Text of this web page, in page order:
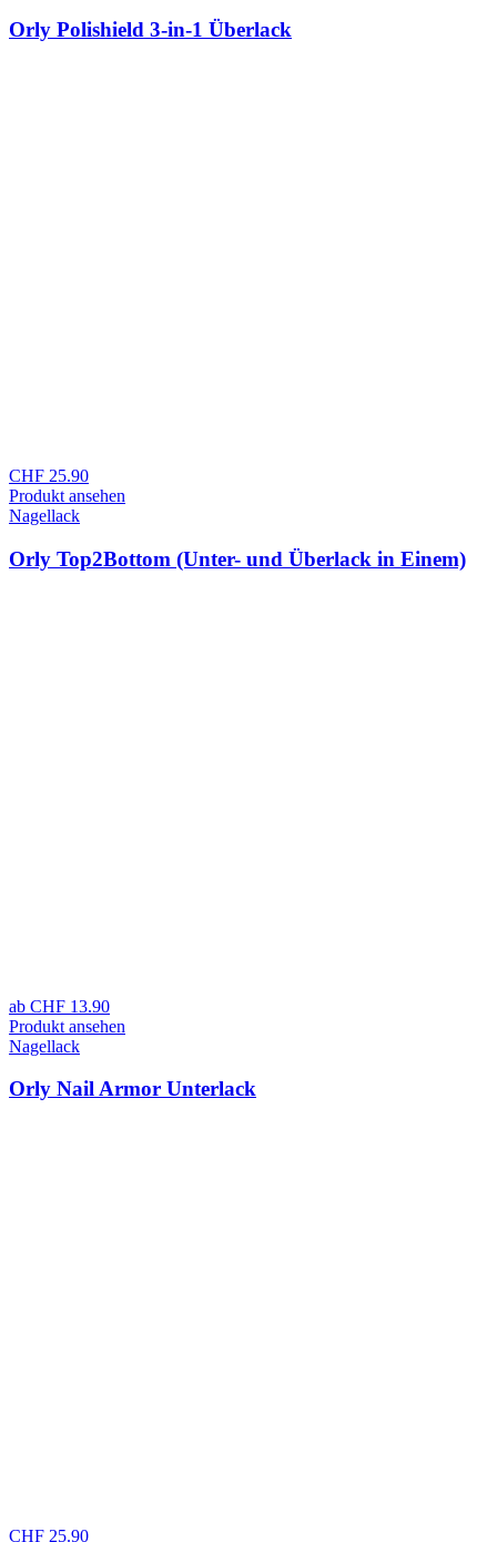
Orly Polishield 3-in-1 Überlack
CHF 25.90
Produkt ansehen
Nagellack
Orly Top2Bottom (Unter- und Überlack in Einem)
ab CHF 13.90
Produkt ansehen
Nagellack
Orly Nail Armor Unterlack
CHF 25.90